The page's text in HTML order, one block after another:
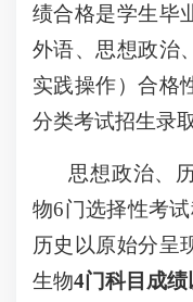
绩合格是学生毕
外语、思想政治
实践操作）合格
分类考试招生录
思想政治、
物6门选择性考试
历史以原始分呈
生物4门科目成